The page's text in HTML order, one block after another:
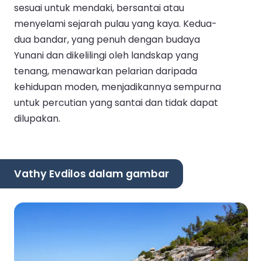
sesuai untuk mendaki, bersantai atau
menyelami sejarah pulau yang kaya. Kedua-
dua bandar, yang penuh dengan budaya
Yunani dan dikelilingi oleh landskap yang
tenang, menawarkan pelarian daripada
kehidupan moden, menjadikannya sempurna
untuk percutian yang santai dan tidak dapat
dilupakan.
Vathy Evdilos dalam gambar